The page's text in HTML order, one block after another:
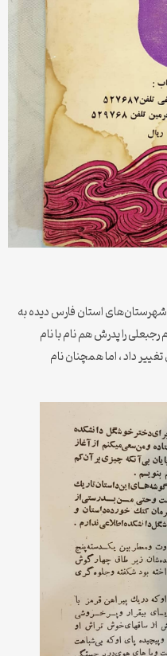
۱۳۱۲ در شهر لار از شهرستان‌های استان فارس دیده به
را پدرش هم نام با نام
داد ، اما همچنان نام